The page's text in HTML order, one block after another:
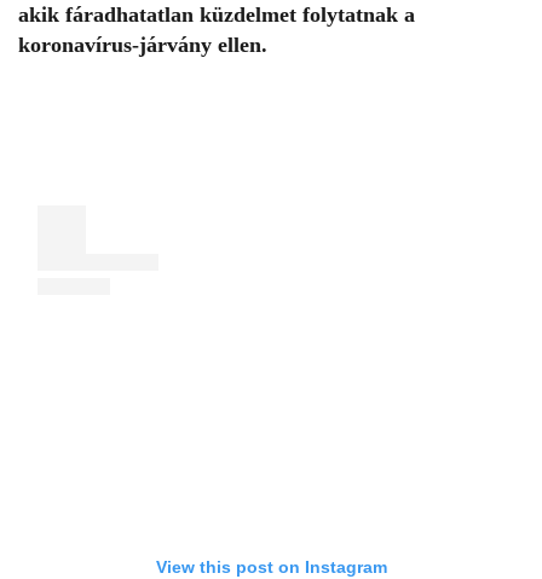
akik fáradhatatlan küzdelmet folytatnak a
koronavírus-járvány ellen.
View this post on Instagram